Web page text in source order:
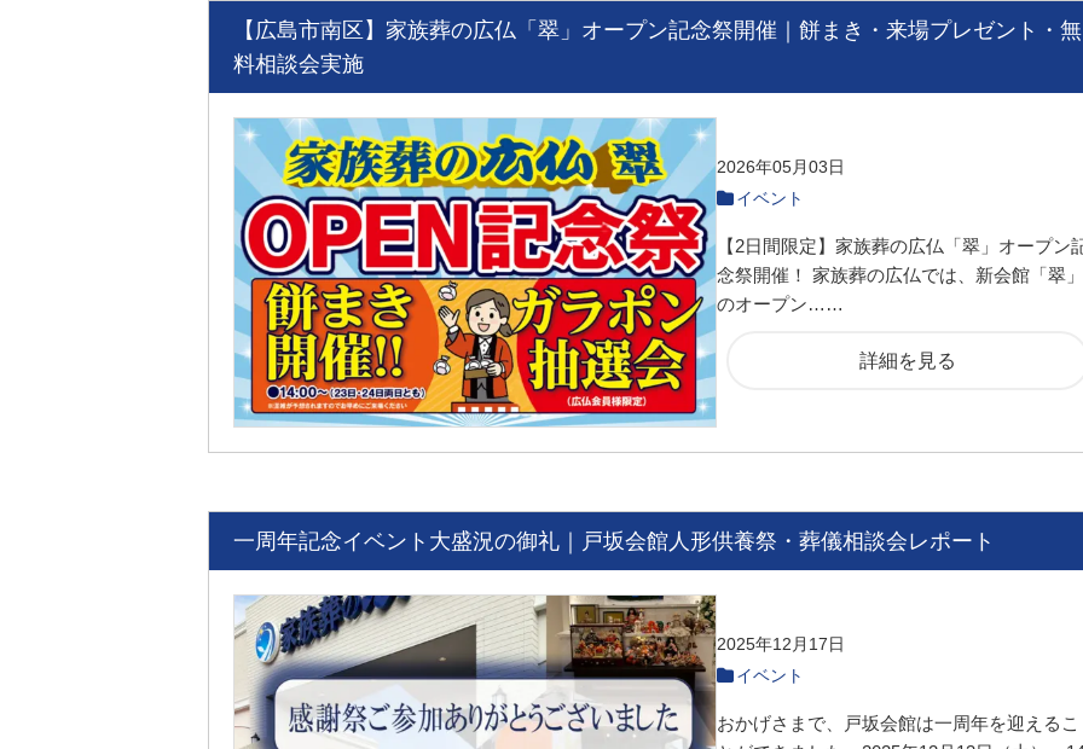
【広島市南区】家族葬の広仏「翠」オープン記念祭開催｜餅まき・来場プレゼント・無
料相談会実施
2026年05月03日
イベント
【2日間限定】家族葬の広仏「翠」オープン
念祭開催！ 家族葬の広仏では、新会館「翠」
のオープン……
詳細を見る
一周年記念イベント大盛況の御礼｜戸坂会館人形供養祭・葬儀相談会レポート
2025年12月17日
イベント
おかげさまで、戸坂会館は一周年を迎えるこ